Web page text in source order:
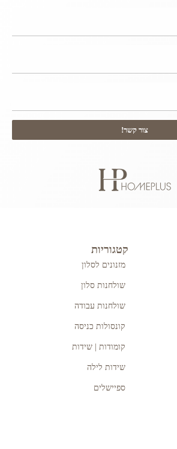
צור קשר!
קטגוריות
מזנונים לסלון
שולחנות סלון
שולחנות עבודה
קונסולות כניסה
קומודות | שידות
שידות לילה
ספיישלים